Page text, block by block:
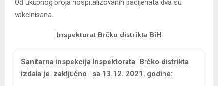
Od ukupnog broja hospitalizovanih pacijenata dva su
vakcinisana.
Inspektorat Brčko distrikta BiH
Sanitarna inspekcija Inspektorata Brčko distrikta
izdala je zaključno sa 13.12. 2021. godine: